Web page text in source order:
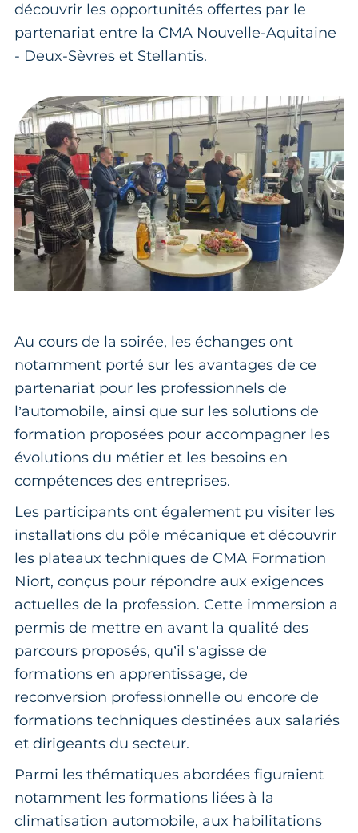
découvrir les opportunités offertes par le
partenariat entre la CMA Nouvelle-Aquitaine
- Deux-Sèvres et Stellantis.
Au cours de la soirée, les échanges ont
notamment porté sur les avantages de ce
partenariat pour les professionnels de
l’automobile, ainsi que sur les solutions de
formation proposées pour accompagner les
évolutions du métier et les besoins en
compétences des entreprises.
Les participants ont également pu visiter les
installations du pôle mécanique et découvrir
les plateaux techniques de CMA Formation
Niort, conçus pour répondre aux exigences
actuelles de la profession. Cette immersion a
permis de mettre en avant la qualité des
parcours proposés, qu’il s’agisse de
formations en apprentissage, de
reconversion professionnelle ou encore de
formations techniques destinées aux salariés
et dirigeants du secteur.
Parmi les thématiques abordées figuraient
notamment les formations liées à la
climatisation automobile, aux habilitations